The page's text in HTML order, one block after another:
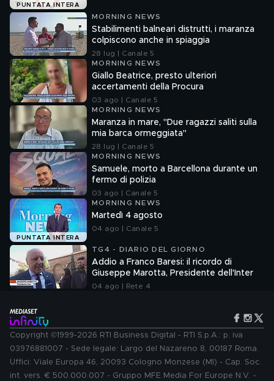
PUNTATA INTERA
MORNING NEWS
Stabilimenti balneari distrutti, i maranza
colpiscono anche in spiaggia
28 lug | Canale 5
MORNING NEWS
Giallo Beatrice, presto ulteriori
accertamenti della Procura
03 ago | Canale 5
MORNING NEWS
Maranza in mare, "Due ragazzi saliti sulla
mia barca ormeggiata"
28 lug | Canale 5
MORNING NEWS
Samuele, morto a Barcellona durante un
fermo di polizia
03 ago | Canale 5
PUNTATA INTERA
MORNING NEWS
Martedì 4 agosto
04 ago | Canale 5
TG4 - DIARIO DEL GIORNO
Addio a Franco Baresi: il ricordo di
Giuseppe Marotta, Presidente dell'Inter
04 ago | Rete 4
Copyright ©1999-2026 RTI Business Digital - RTI S.p.A.: p. iva
03976881007 - Sede legale: Largo del Nazareno 8, 00187 Roma.
Uffici: Viale Europa 46, 20093 Cologno Monzese (MI) - Cap. Soc.
int. vers. € 500.000.007 - Gruppo MFE Media For Europe N.V. -